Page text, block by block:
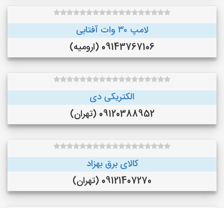
لامپ ۳۰ وات آفتابی
09143767106 (ارومیه)
الکتریکی دی
09120388952 (تهران)
کالای برق بهزاد
09121407270 (تهران)